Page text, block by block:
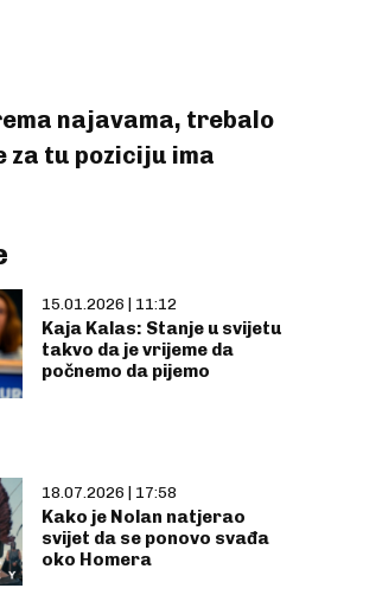
najavama, trebalo
za tu poziciju ima
15.01.2026 | 11:12
Kaja Kalas: Stanje u svijetu
takvo da je vrijeme da
počnemo da pijemo
18.07.2026 | 17:58
Kako je Nolan natjerao
svijet da se ponovo svađa
oko Homera